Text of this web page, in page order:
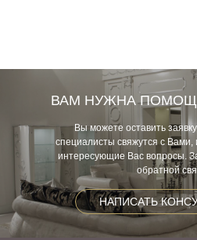
ВАМ НУЖНА
Вы можете оставить
специалисты свяжутся с Вами,
интересующие Вас вопросы.
обратной
НАПИСАТЬ